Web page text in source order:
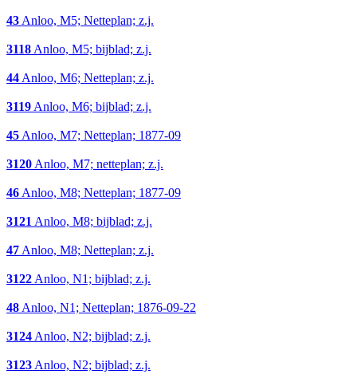
43Anloo, M5; Netteplan; z.j.
3118Anloo, M5; bijblad; z.j.
44Anloo, M6; Netteplan; z.j.
3119Anloo, M6; bijblad; z.j.
45Anloo, M7; Netteplan; 1877-09
3120Anloo, M7; netteplan; z.j.
46Anloo, M8; Netteplan; 1877-09
3121Anloo, M8; bijblad; z.j.
47Anloo, M8; Netteplan; z.j.
3122Anloo, N1; bijblad; z.j.
48Anloo, N1; Netteplan; 1876-09-22
3124Anloo, N2; bijblad; z.j.
3123Anloo, N2; bijblad; z.j.